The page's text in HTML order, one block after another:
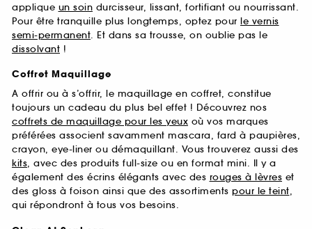
applique un soin durcisseur, lissant, fortifiant ou nourrissant.
Pour être tranquille plus longtemps, optez pour le vernis
semi-permanent. Et dans sa trousse, on oublie pas le
dissolvant !
Coffret Maquillage
A offrir ou à s’offrir, le maquillage en coffret, constitue
toujours un cadeau du plus bel effet ! Découvrez nos
coffrets de maquillage pour les yeux où vos marques
préférées associent savamment mascara, fard à paupières,
crayon, eye-liner ou démaquillant. Vous trouverez aussi des
kits, avec des produits full-size ou en format mini. Il y a
également des écrins élégants avec des rouges à lèvres et
des gloss à foison ainsi que des assortiments pour le teint,
qui répondront à tous vos besoins.